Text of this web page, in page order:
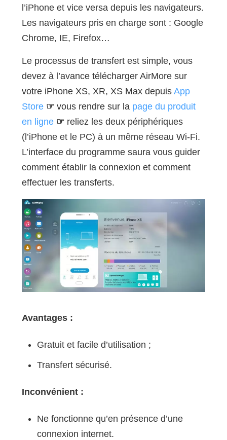
l’iPhone et vice versa depuis les navigateurs.
Les navigateurs pris en charge sont : Google
Chrome, IE, Firefox…
Le processus de transfert est simple, vous
devez à l’avance télécharger AirMore sur
votre iPhone XS, XR, XS Max depuis App
Store ☞vous rendre sur la page du produit
en ligne ☞reliez les deux périphériques
(l’iPhone et le PC) à un même réseau Wi-Fi.
L’interface du programme saura vous guider
comment établir la connexion et comment
effectuer les transferts.
Avantages :
Gratuit et facile d’utilisation ;
Transfert sécurisé.
Inconvénient :
Ne fonctionne qu’en présence d’une
connexion internet.